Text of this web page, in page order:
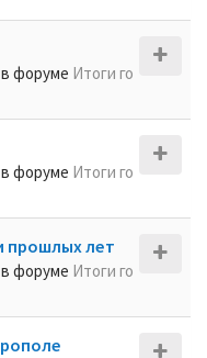
в форуме Итоги го
в форуме Итоги го
прошлых лет
в форуме Итоги го